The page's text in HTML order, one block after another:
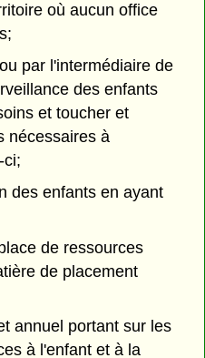
où aucun office
par l'intermédiaire de
des enfants
et toucher et
nécessaires à
ci;
des enfants en ayant
de ressources
de placement
annuel portant sur les
à l'enfant et à la